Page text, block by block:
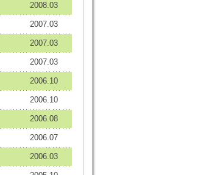
2008.03
2007.03
2007.03
2007.03
2006.10
2006.10
2006.08
2006.07
2006.03